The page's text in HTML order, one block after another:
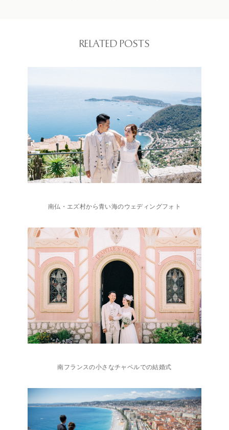
RELATED POSTS
南仏・エズ村から青い海のウェディングフォト
南フランスの小さなチャペルでの結婚式